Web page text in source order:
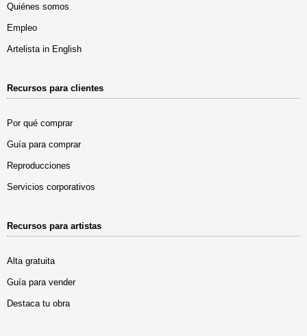
Quiénes somos
Empleo
Artelista in English
Recursos para clientes
Por qué comprar
Guía para comprar
Reproducciones
Servicios corporativos
Recursos para artistas
Alta gratuita
Guía para vender
Destaca tu obra